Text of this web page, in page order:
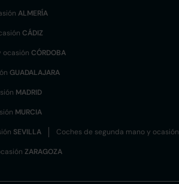
ALMERÍA
CÁDIZ
ocasión CÓRDOBA
GUADALAJARA
MADRID
MURCIA
SEVILLA Coches de segunda mano y ocasión
ZARAGOZA